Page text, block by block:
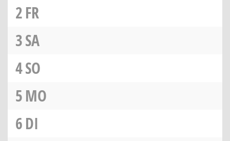
2FR
3SA
4SO
5MO
6DI